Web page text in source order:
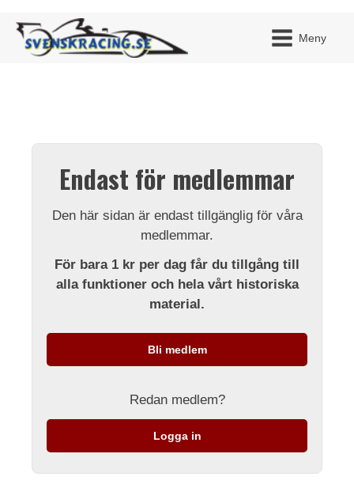
Meny
Endast för medlemmar
Den här sidan är endast tillgänglig för våra
medlemmar.
För bara 1 kr per dag får du tillgång till
alla funktioner och hela vårt historiska
material.
Bli medlem
Redan medlem?
Logga in